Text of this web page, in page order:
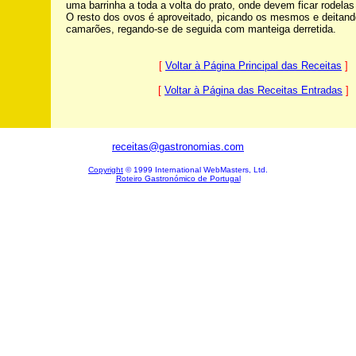
uma barrinha a toda a volta do prato, onde devem ficar
O resto dos ovos é aproveitado, picando os mesmos e
camarões, regando-se de seguida com manteiga derretida.
[ Voltar à Página Principal das Receitas ]
[ Voltar à Página das Receitas Entradas ]
receitas@gastronomias.com
Copyright © 1999 International WebMasters, Ltd.
Roteiro Gastronómico de Portugal